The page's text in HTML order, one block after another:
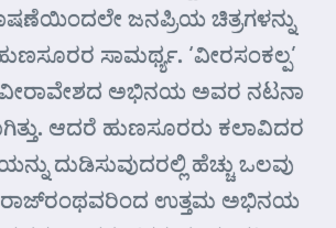
ಜನಪ್ರಿಯ ಚಿತ್ರಗಳನ್ನು
ಹುಣಸೂರರ ಸಾಮರ್ಥ್ಯ. ‘ವೀರಸಂಕಲ್ಪ’
ವೀರಾವೇಶದ ಅಭಿನಯ ಅವರ ನಟನಾ
ಆದರೆ ಹುಣಸೂರರು ಕಲಾವಿದರ
ದುಡಿಸುವುದರಲ್ಲಿ ಹೆಚ್ಚು ಒಲವು
ರಾಜ್‌ರಂಥವರಿಂದ ಉತ್ತಮ ಅಭಿನಯ